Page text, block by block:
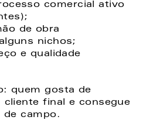
comercial ativo
de obra
nichos;
e qualidade
quem gosta de
cliente final e consegue
de campo.